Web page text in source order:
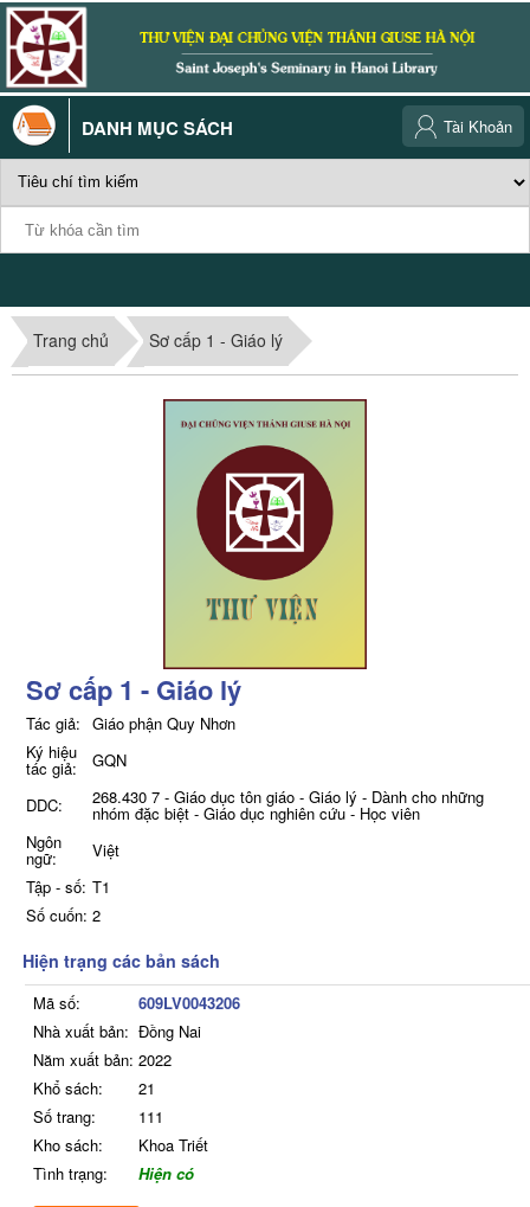
DANH MỤC SÁCH Tài Khoản
Trang chủ Sơ cấp 1 - Giáo lý
Sơ cấp 1 - Giáo lý
Tác giả: Giáo phận Quy Nhơn
Ký hiệu
tác giả:
GQN
DDC:
268.430 7 - Giáo dục tôn giáo - Giáo lý - Dành cho những
nhóm đặc biệt - Giáo dục nghiên cứu - Học viên
Ngôn
ngữ:
Việt
Tập - số: T1
Số cuốn: 2
Hiện trạng các bản sách
Mã số:
609LV0043206
Nhà xuất bản: Đồng Nai
Năm xuất bản: 2022
Khổ sách:
21
Số trang:
111
Kho sách:
Khoa Triết
Tình trạng:
Hiện có